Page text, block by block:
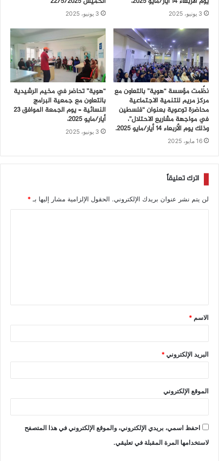
3 يونيو، 2025 3 يونيو، 2025
نظّمت مؤسسة “هوية” بالتعاون مع
مركز مريم للتنمية الاجتماعية
محاضرة توعوية بعنوان “فلسطين
في مواجهة مشاريع الاحتلال”،
وذلك يوم الأربعاء 14 أيار/مايو 2025.
16 مايو، 2025
“هوية” تحاضر في مخيم الرشيدية
بالتعاون مع جمعية البرامج
النسائية – يوم الجمعة الموافق 23
أيار/مايو 2025،
3 يونيو، 2025
اترك تعليقاً
لن يتم نشر عنوان بريدك الإلكتروني. الحقول الإلزامية مشار إليها بـ*
الاسم *
البريد الإلكتروني*
الموقع الإلكتروني
احفظ اسمي، بريدي الإلكتروني، والموقع الإلكتروني في هذا المتصفح
لاستخدامها المرة المقبلة في تعليقي.